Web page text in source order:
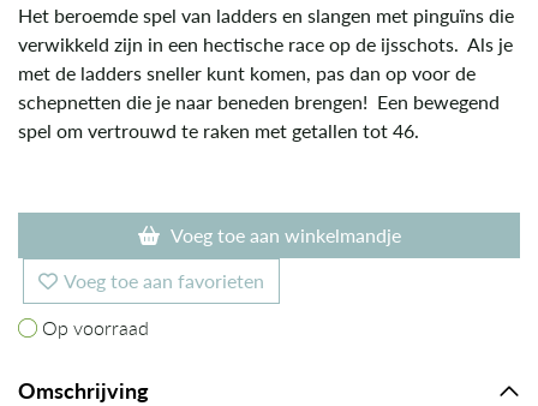
Het beroemde spel van ladders en slangen met pinguïns die
verwikkeld zijn in een hectische race op de ijsschots. Als je
met de ladders sneller kunt komen, pas dan op voor de
schepnetten die je naar beneden brengen! Een bewegend
spel om vertrouwd te raken met getallen tot 46.
Voeg toe aan winkelmandje
Voeg toe aan favorieten
Op voorraad
Op voorraad
Omschrijving